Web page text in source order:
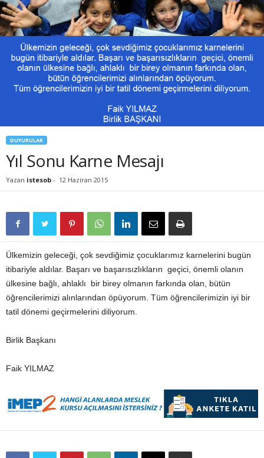
DUYURULAR
Yıl Sonu Karne Mesajı
Yazan istesob - 12 Haziran 2015
Ülkemizin geleceği, çok sevdiğimiz çocuklarımız karnelerini bugün
itibariyle aldılar. Başarı ve başarısızlıkların geçici, önemli olanın
ülkesine bağlı, ahlaklı bir birey olmanın farkında olan, bütün
öğrencilerimizi alınlarından öpüyorum. Tüm öğrencilerimizin iyi bir
tatil dönemi geçirmelerini diliyorum.
Birlik Başkanı
Faik YILMAZ